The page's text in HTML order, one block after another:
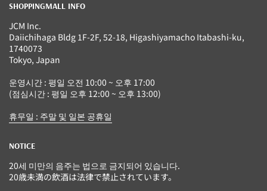
SHOPPINGMALL INFO
JCM Inc.
Daiichihaga Bldg 1F-2F, 52-18, Higashiyamacho Itabashi-ku,
1740073
Tokyo, Japan
운영시간 : 평일 오전 10:00 ~ 오후 17:00
(점심시간 : 평일 오후 12:00 ~ 오후 13:00)
휴무일 : 주말 및 일본 공휴일
NOTICE
20세 미만의 음주는 법으로 금지되어 있습니다.
20歳未満の飲酒は法律で禁止されています。